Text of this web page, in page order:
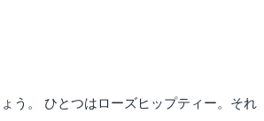
う。 ひとつはローズヒップティー。それ